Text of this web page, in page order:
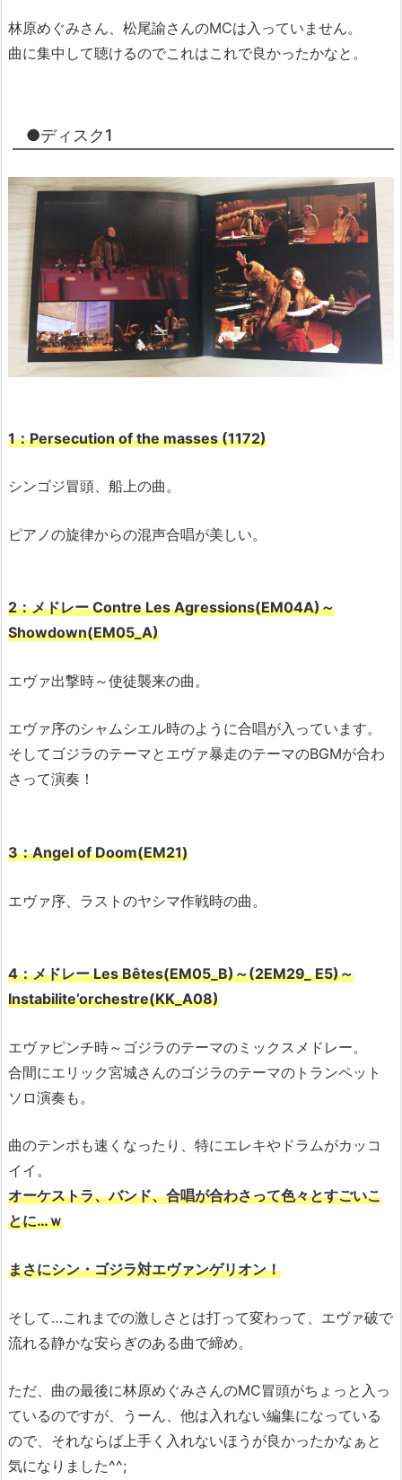
林原めぐみさん、松尾諭さんのMCは入っていません。
曲に集中して聴けるのでこれはこれで良かったかなと。
●ディスク1
1：Persecution of the masses (1172)
シンゴジ冒頭、船上の曲。
ピアノの旋律からの混声合唱が美しい。
2：メドレー Contre Les Agressions(EM04A)～
Showdown(EM05_A)
エヴァ出撃時～使徒襲来の曲。
エヴァ序のシャムシエル時のように合唱が入っています。
そしてゴジラのテーマとエヴァ暴走のテーマのBGMが合わ
さって演奏！
3：Angel of Doom(EM21)
エヴァ序、ラストのヤシマ作戦時の曲。
4：メドレー Les Bêtes(EM05_B)～(2EM29_ E5)～
Instabilite’orchestre(KK_A08)
エヴァピンチ時～ゴジラのテーマのミックスメドレー。
合間にエリック宮城さんのゴジラのテーマのトランペット
ソロ演奏も。
曲のテンポも速くなったり、特にエレキやドラムがカッコ
イイ。
オーケストラ、バンド、合唱が合わさって色々とすごいこ
とに…ｗ
まさにシン・ゴジラ対エヴァンゲリオン！
そして…これまでの激しさとは打って変わって、エヴァ破で
流れる静かな安らぎのある曲で締め。
ただ、曲の最後に林原めぐみさんのMC冒頭がちょっと入っ
ているのですが、うーん、他は入れない編集になっている
ので、それならば上手く入れないほうが良かったかなぁと
気になりました^^;